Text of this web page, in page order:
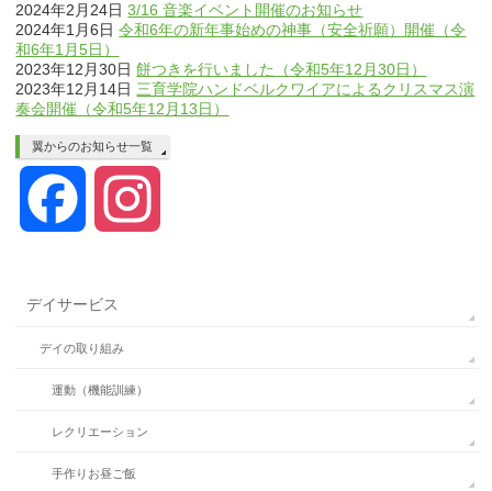
2024年2月24日 3/16 音楽イベント開催のお知らせ
2024年1月6日 令和6年の新年事始めの神事（安全祈願）開催（令
和6年1月5日）
2023年12月30日 餅つきを行いました（令和5年12月30日）
2023年12月14日 三育学院ハンドベルクワイアによるクリスマス演
奏会開催（令和5年12月13日）
翼からのお知らせ一覧
Facebook
デイサービス
デイの取り組み
運動（機能訓練）
レクリエーション
手作りお昼ご飯